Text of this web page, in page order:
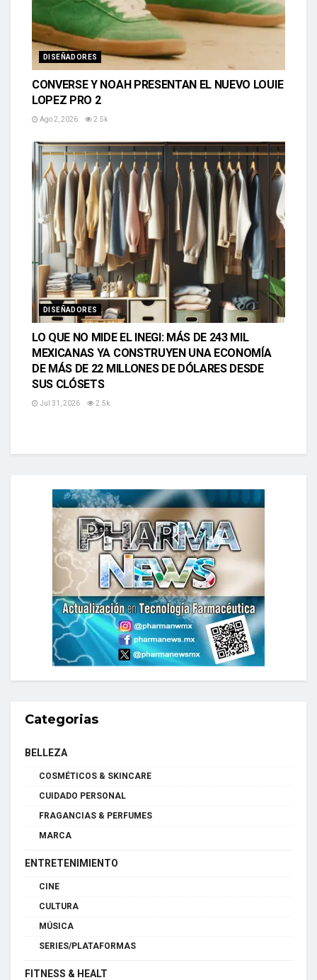
DISEÑADORES
CONVERSE Y NOAH PRESENTAN EL NUEVO LOUIE
LOPEZ PRO 2
Ago 2, 2026 2.5k
DISEÑADORES
LO QUE NO MIDE EL INEGI: MÁS DE 243 MIL
MEXICANAS YA CONSTRUYEN UNA ECONOMÍA
DE MÁS DE 22 MILLONES DE DÓLARES DESDE
SUS CLÓSETS
Jul 31, 2026 2.5k
Categorias
BELLEZA
COSMÉTICOS & SKINCARE
CUIDADO PERSONAL
FRAGANCIAS & PERFUMES
MARCA
ENTRETENIMIENTO
CINE
CULTURA
MÚSICA
SERIES/PLATAFORMAS
FITNESS & HEALT